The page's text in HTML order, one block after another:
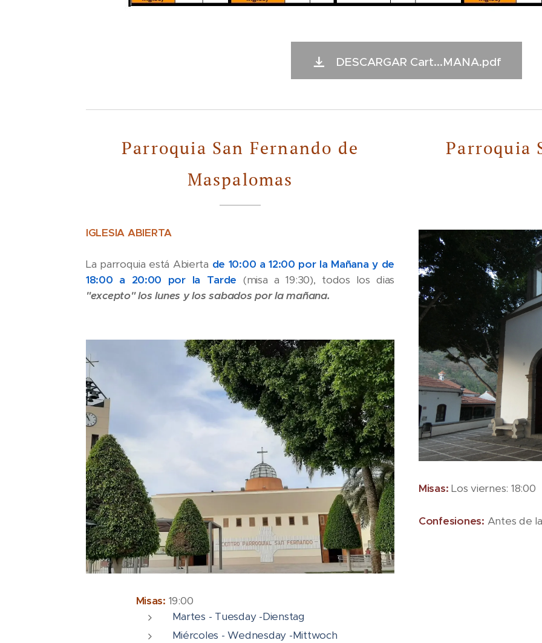
DESCARGAR Cart...MANA.pdf
Parroquia San Fernando de
Maspalomas
Parroquia
IGLESIA ABIERTA
La parroquia está Abierta de 10:00 a 12:00 por la Mañana y de
18:00 a 20:00 por la Tarde (misa a 19:30), todos los dias
"excepto" los lunes y los sabados por la mañana.
Misas: Los viernes: 18:00
Confesiones: Antes de
Misas: 19:00
Martes - Tuesday -Dienstag
Miércoles - Wednesday -Mittwoch